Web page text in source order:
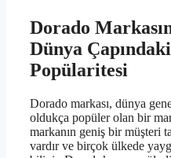
Dorado
Dünya Çapındaki
Popülaritesi
Dorado markası, dünya
oldukça popüler olan bir
markanın geniş bir müşteri
vardır ve birçok ülkede